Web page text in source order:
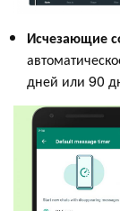
Исчезающие
дней или 90